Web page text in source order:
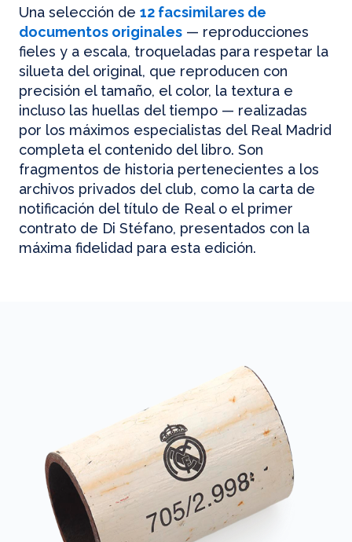
Una selección de 12 facsimilares de
documentos originales — reproducciones
fieles y a escala, troqueladas para respetar la
silueta del original, que reproducen con
precisión el tamaño, el color, la textura e
incluso las huellas del tiempo — realizadas
por los máximos especialistas del Real Madrid
completa el contenido del libro. Son
fragmentos de historia pertenecientes a los
archivos privados del club, como la carta de
notificación del título de Real o el primer
contrato de Di Stéfano, presentados con la
máxima fidelidad para esta edición.